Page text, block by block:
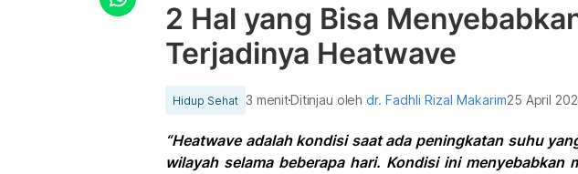
2 Hal yang Bisa
Terjadinya Heatwave
Hidup Sehat 3 menitDitinjau olehdr. Fadhli Rizal Makarim25 April
“Heatwave adalah kondisi saat ada peningkatan suhu
wilayah selama beberapa hari. Kondisi ini menyebabkan